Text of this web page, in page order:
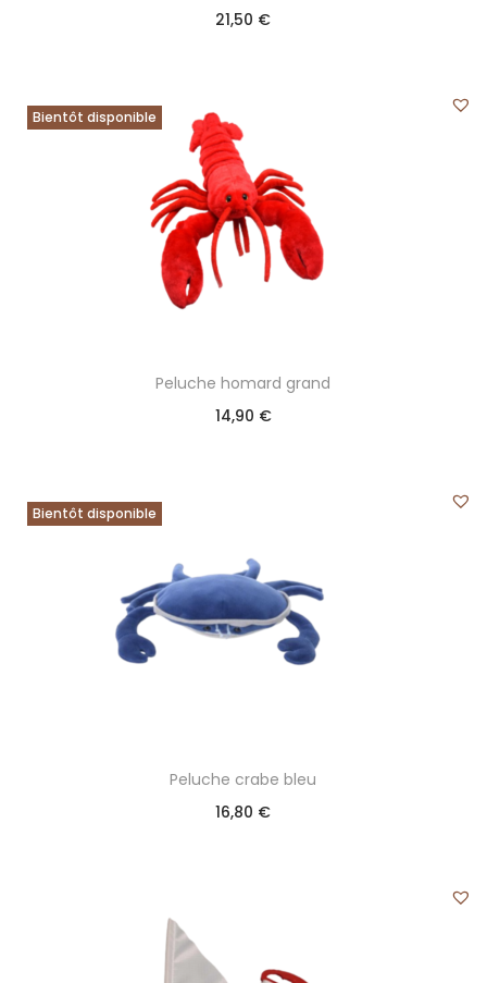
21,50 €
Bientôt disponible
Peluche homard grand
14,90 €
Bientôt disponible
Peluche crabe bleu
16,80 €